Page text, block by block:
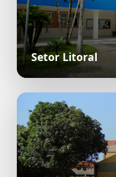
Setor Litoral